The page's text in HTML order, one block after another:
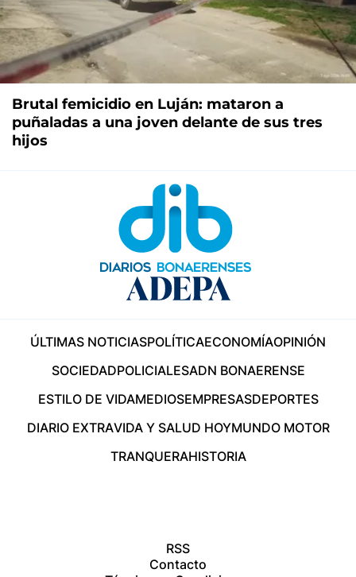
Brutal femicidio en Luján: mataron a
puñaladas a una joven delante de sus tres
hijos
ÚLTIMAS NOTICIASPOLÍTICAECONOMÍAOPINIÓN
SOCIEDADPOLICIALESADN BONAERENSE
ESTILO DE VIDAMEDIOSEMPRESASDEPORTES
DIARIO EXTRAVIDA Y SALUD HOYMUNDO MOTOR
TRANQUERAHISTORIA
RSS
Contacto